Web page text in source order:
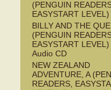
(PENGUIN
EASYSTART
BILLY AND THE
(PENGUIN
EASYSTART
Audio CD
NEW ZEALAND
ADVENTURE, A
READERS,